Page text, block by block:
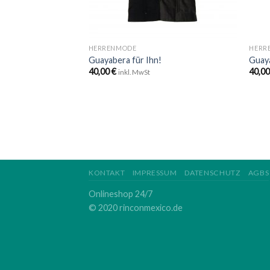
HERRENMODE
Guayabera für Ihn!
40,00€ inkl. MwSt
KONTAKT IMPRESSUM DATENSCHUTZ AGBS
Onlineshop 24/7
© 2020 rinconmexico.de